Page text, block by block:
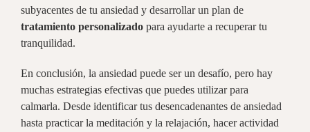
subyacentes de tu ansiedad y desarrollar un plan de
tratamiento personalizado para ayudarte a recuperar tu
tranquilidad.
En conclusión, la ansiedad puede ser un desafío, pero hay
muchas estrategias efectivas que puedes utilizar para
calmarla. Desde identificar tus desencadenantes de ansiedad
hasta practicar la meditación y la relajación, hacer actividad